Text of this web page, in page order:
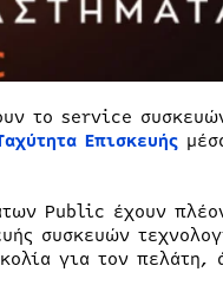
το service
Επισκευής
Public έχουν
συσκευών
για τον πελάτη,